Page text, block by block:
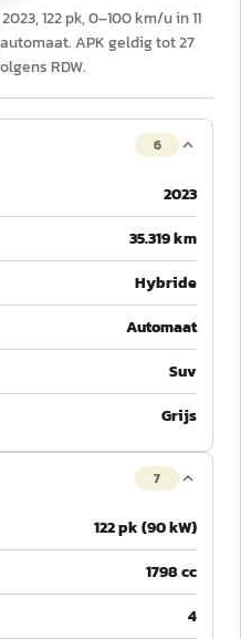
122 pk, 0–100 km/u in 11
APK geldig tot 27
RDW.
6
2023
35.319 km
Hybride
Automaat
Suv
Grijs
7
122 pk (90 kW)
1798 cc
4